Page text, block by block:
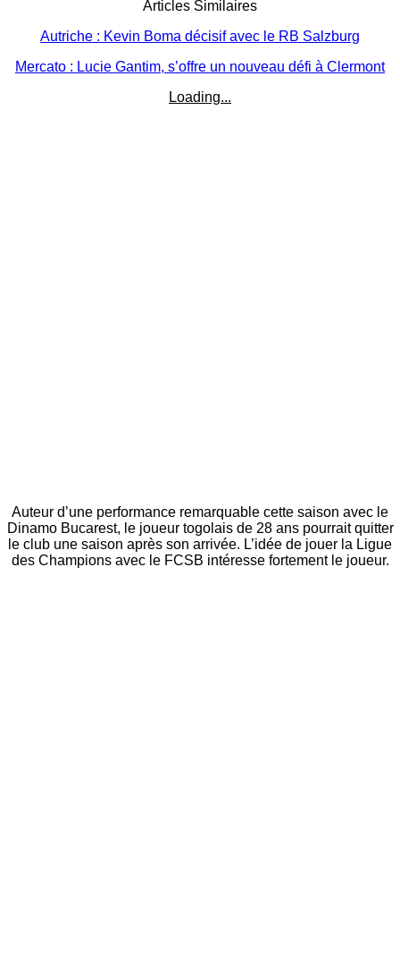
Articles Similaires
Autriche : Kevin Boma décisif avec le RB Salzburg
Mercato : Lucie Gantim, s’offre un nouveau défi à Clermont
Loading...
Auteur d’une performance remarquable cette saison avec le
Dinamo Bucarest, le joueur togolais de 28 ans pourrait quitter
le club une saison après son arrivée. L’idée de jouer la Ligue
des Champions avec le FCSB intéresse fortement le joueur.